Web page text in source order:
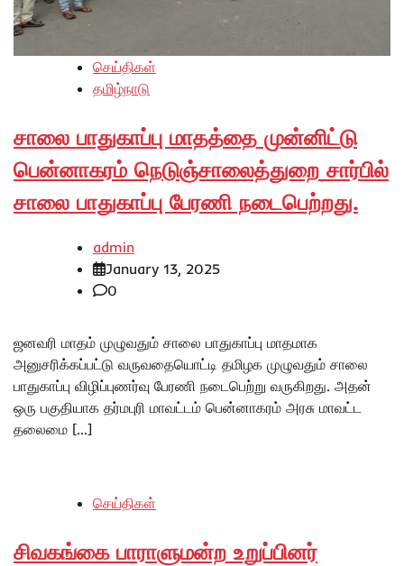
செய்திகள்
தமிழ்நாடு
சாலை பாதுகாப்பு மாதத்தை முன்னிட்டு
பென்னாகரம் நெடுஞ்சாலைத்துறை சார்பில்
சாலை பாதுகாப்பு பேரணி நடைபெற்றது.
admin
January 13, 2025
0
ஜனவரி மாதம் முழுவதும் சாலை பாதுகாப்பு மாதமாக
அனுசரிக்கப்பட்டு வருவதையொட்டி தமிழக முழுவதும் சாலை
பாதுகாப்பு விழிப்புணர்வு பேரணி நடைபெற்று வருகிறது. அதன்
ஒரு பகுதியாக தர்மபுரி மாவட்டம் பென்னாகரம் அரசு மாவட்ட
தலைமை […]
செய்திகள்
சிவகங்கை பாராளுமன்ற உறுப்பினர்